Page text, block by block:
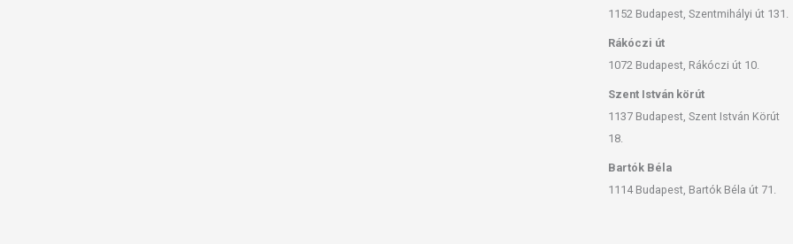
1152 Budapest, Szentmihályi út 131.
Rákóczi út
1072 Budapest, Rákóczi út 10.
Szent István körút
1137 Budapest, Szent István Körút
18.
Bartók Béla
1114 Budapest, Bartók Béla út 71.